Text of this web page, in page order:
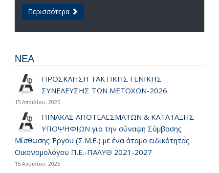
Περισσότερα
ΝΕΑ
ΠΡΟΣΚΛΗΣΗ ΤΑΚΤΙΚΗΣ ΓΕΝΙΚΗΣ
ΣΥΝΕΛΕΥΣΗΣ ΤΩΝ ΜΕΤΟΧΩΝ-2026
15 Απριλίου, 2025
ΠΙΝΑΚΑΣ ΑΠΟΤΕΛΕΣΜΑΤΩΝ & ΚΑΤΑΤΑΞΗΣ
ΥΠΟΨΗΦΙΩΝ για την σύναψη Σύμβασης
Μίσθωσης Έργου (Σ.Μ.Ε.) με ένα άτομο ειδικότητας
Οικονομολόγου Π.Ε.-ΠΑΛΥΘ 2021-2027
15 Απριλίου, 2025